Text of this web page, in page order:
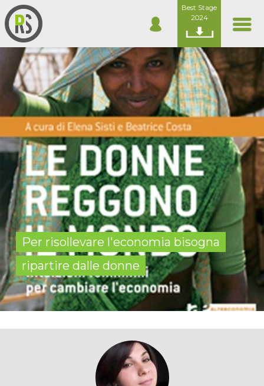
Best Stage
2024
Per risollevare l'economia bisogna
ripartire dalle donne